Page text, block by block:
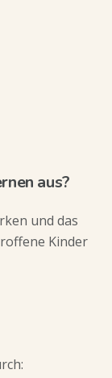
aus?
und das
Kinder